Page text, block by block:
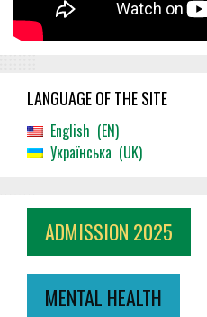
LANGUAGE OF THE SITE
English
EN
Українська
UK
ADMISSION 2025
MENTAL HEALTH